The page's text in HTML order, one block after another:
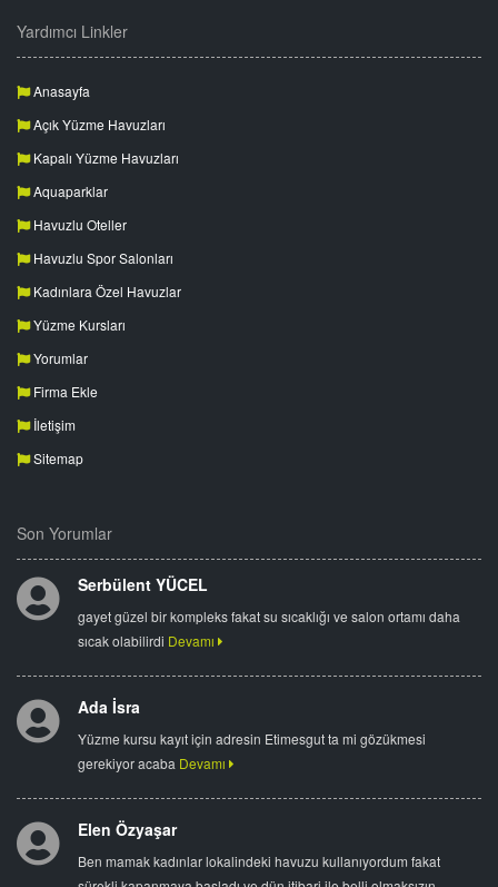
Yardımcı Linkler
Anasayfa
Açık Yüzme Havuzları
Kapalı Yüzme Havuzları
Aquaparklar
Havuzlu Oteller
Havuzlu Spor Salonları
Kadınlara Özel Havuzlar
Yüzme Kursları
Yorumlar
Firma Ekle
İletişim
Sitemap
Son Yorumlar
Serbülent YÜCEL
gayet güzel bir kompleks fakat su sıcaklığı ve salon ortamı daha
sıcak olabilirdi Devamı
Ada İsra
Yüzme kursu kayıt için adresin Etimesgut ta mi gözükmesi
gerekiyor acaba Devamı
Elen Özyaşar
Ben mamak kadınlar lokalindeki havuzu kullanıyordum fakat